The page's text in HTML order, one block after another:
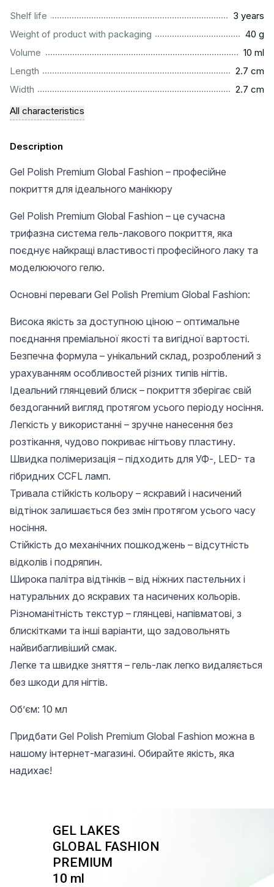
Shelf life
3 years
Weight of product with packaging
40 g
Volume
10 ml
Length
2.7 cm
Width
2.7 cm
All characteristics
Description
Gel Polish Premium Global Fashion – професійне
покриття для ідеального манікюру
Gel Polish Premium Global Fashion – це сучасна
трифазна система гель-лакового покриття, яка
поєднує найкращі властивості професійного лаку та
моделюючого гелю.
Основні переваги Gel Polish Premium Global Fashion:
Висока якість за доступною ціною – оптимальне
поєднання преміальної якості та вигідної вартості.
Безпечна формула – унікальний склад, розроблений з
урахуванням особливостей різних типів нігтів.
Ідеальний глянцевий блиск – покриття зберігає свій
бездоганний вигляд протягом усього періоду носіння.
Легкість у використанні – зручне нанесення без
розтікання, чудово покриває нігтьову пластину.
Швидка полімеризація – підходить для УФ-, LED- та
гібридних CCFL ламп.
Тривала стійкість кольору – яскравий і насичений
відтінок залишається без змін протягом усього часу
носіння.
Стійкість до механічних пошкоджень – відсутність
відколів і подряпин.
Широка палітра відтінків – від ніжних пастельних і
натуральних до яскравих та насичених кольорів.
Різноманітність текстур – глянцеві, напівматові, з
блискітками та інші варіанти, що задовольнять
найвибагливіший смак.
Легке та швидке зняття – гель-лак легко видаляється
без шкоди для нігтів.
Об’єм: 10 мл
Придбати Gel Polish Premium Global Fashion можна в
нашому інтернет-магазині. Обирайте якість, яка
надихає!